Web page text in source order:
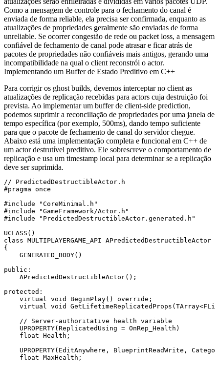
Como a mensagem de controle para o fechamento do canal é
enviada de forma reliable, ela precisa ser confirmada, enquanto as
atualizações de propriedades geralmente são enviadas de forma
unreliable. Se ocorrer congestão de rede ou packet loss, a mensagem
confiável de fechamento de canal pode atrasar e ficar atrás de
pacotes de propriedades não confiáveis mais antigos, gerando uma
incompatibilidade na qual o client reconstrói o actor.
Implementando um Buffer de Estado Preditivo em C++
Para corrigir os ghost builds, devemos interceptar no client as
atualizações de replicação recebidas para actors cuja destruição foi
prevista. Ao implementar um buffer de client-side prediction,
podemos suprimir a reconciliação de propriedades por uma janela de
tempo específica (por exemplo, 500ms), dando tempo suficiente
para que o pacote de fechamento de canal do servidor chegue.
Abaixo está uma implementação completa e funcional em C++ de
um actor destrutível preditivo. Ele sobrescreve o comportamento de
replicação e usa um timestamp local para determinar se a replicação
deve ser suprimida.
// PredictedDestructibleActor.h
#pragma once
#include "CoreMinimal.h"
#include "GameFramework/Actor.h"
#include "PredictedDestructibleActor.generated.h"
UCLASS()
class MULTIPLAYERGAME_API
{
    GENERATED_BODY()
public:
    APredictedDestructibleActor();
protected:
    virtual void BeginPlay() override;
virtual void
    // Server-authoritative health variable
    UPROPERTY(ReplicatedUsing = OnRep_Health)
    float Health;
UPROPERTY(EditAnywhere, BlueprintReadWrite,
    float MaxHealth;